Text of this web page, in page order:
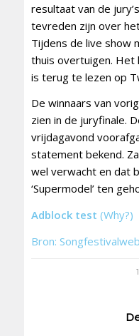
resultaat van de
tevreden zijn over
Tijdens de live show
thuis overtuigen. Het
is terug te lezen op
De winnaars van
zien in de juryfinale.
vrijdagavond
statement bekend.
wel verwacht en dat
‘Supermodel’ ten
Adblock test (Why?)
Bron: